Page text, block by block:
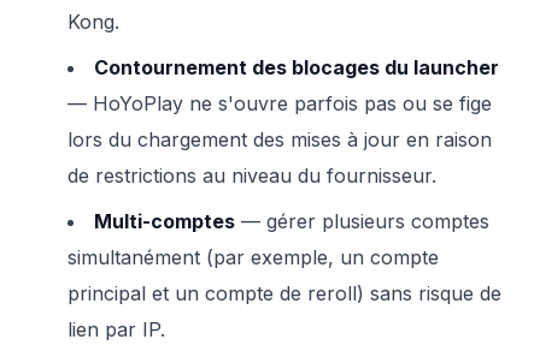
Kong.
Contournement des blocages du launcher
— HoYoPlay ne s'ouvre parfois pas ou se fige
lors du chargement des mises à jour en raison
de restrictions au niveau du fournisseur.
Multi-comptes — gérer plusieurs comptes
simultanément (par exemple, un compte
principal et un compte de reroll) sans risque de
lien par IP.